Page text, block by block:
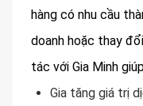
hàng có nhu cầu
doanh hoặc thay
tác với Gia Minh
Gia tăng giá trị